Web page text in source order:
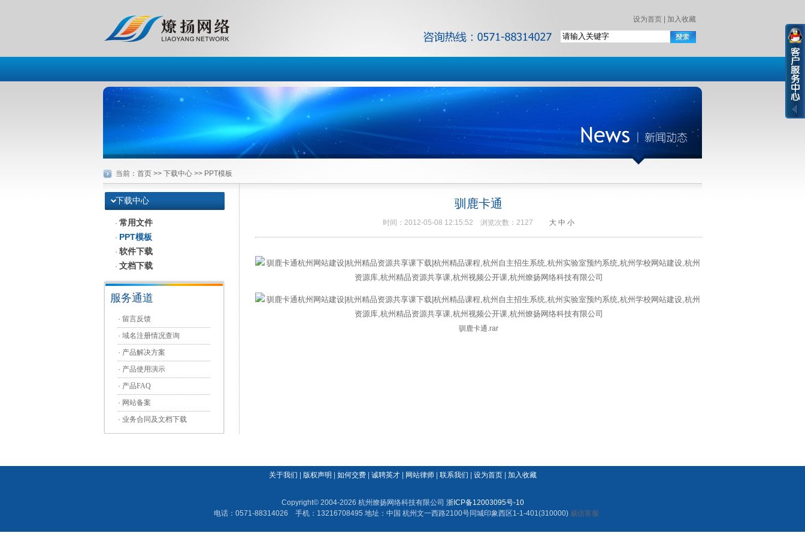
设为首页 加入收藏
当前： 首页 >> 下载中心 >> PPT模板
下载中心
· 常用文件
· PPT模板
· 软件下载
· 文档下载
服务通道
· 留言反馈
· 域名注册情况查询
· 产品解决方案
· 产品使用演示
· 产品FAQ
· 网站备案
· 业务合同及文档下载
驯鹿卡通
时间：2012-05-08 12:15:52 浏览次数：2127 大 中 小
驯鹿卡通.rar
关于我们 版权声明 如何交费| 诚聘英才| 网站律师| 联系我们 设为首页| 加入收藏
Copyright© 2004-2026 杭州燎扬网络科技有限公司 浙ICP备12003095号-10
电话：0571-88314026 手机：13216708495 地址：中国 杭州文一西路2100号同城印象西区1-1-401(310000) 威信客服